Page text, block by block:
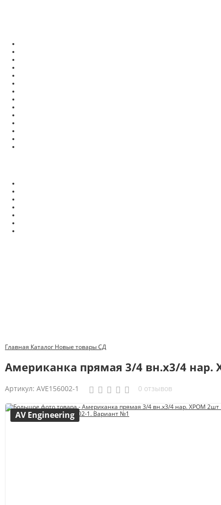
Главная Каталог Новые товарыСД
Американка прямая 3/4 вн.х3/4 нар.
Артикул: AVE156002-1 0 отзывов
AV Engineering